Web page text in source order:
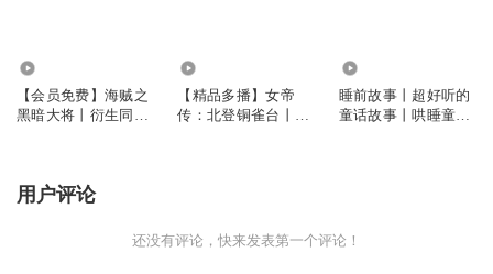
【会员免费】海贼之
黑暗大将丨衍生同人
【精品多播】女帝
传：北登铜雀台丨妙
睡前故事丨超好听的
童话故事丨哄睡童话
用户评论
还没有评论，快来发表第一个评论！